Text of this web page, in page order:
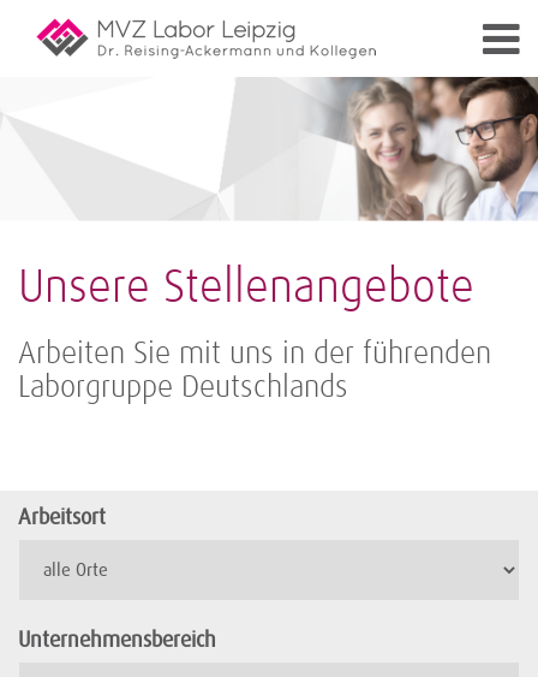
Unsere Stellenangebote
Arbeiten Sie mit uns in der führenden
Laborgruppe Deutschlands
Arbeitsort
Unternehmensbereich